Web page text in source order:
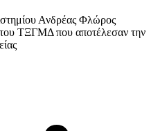
Ανδρέας Φλώρος
του ΤΞΓΜΔ που αποτέλεσαν την